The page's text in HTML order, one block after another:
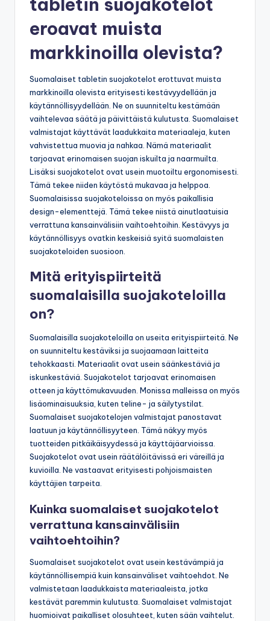
eroavat muista
markkinoilla olevista?
Suomalaiset tabletin suojakotelot erottuvat muista
markkinoilla olevista erityisesti kestävyydellään ja
käytännöllisyydellään. Ne on suunniteltu kestämään
vaihtelevaa säätä ja päivittäistä kulutusta. Suomalaiset
valmistajat käyttävät laadukkaita materiaaleja, kuten
vahvistettua muovia ja nahkaa. Nämä materiaalit
tarjoavat erinomaisen suojan iskuilta ja naarmuilta.
Lisäksi suojakotelot ovat usein muotoiltu ergonomisesti.
Tämä tekee niiden käytöstä mukavaa ja helppoa.
Suomalaisissa suojakoteloissa on myös paikallisia
design-elementtejä. Tämä tekee niistä ainutlaatuisia
verrattuna kansainvälisiin vaihtoehtoihin. Kestävyys ja
käytännöllisyys ovatkin keskeisiä syitä suomalaisten
suojakoteloiden suosioon.
Mitä erityispiirteitä
suomalaisilla suojakoteloilla
on?
Suomalaisilla suojakoteloilla on useita erityispiirteitä. Ne
on suunniteltu kestäviksi ja suojaamaan laitteita
tehokkaasti. Materiaalit ovat usein säänkestäviä ja
iskunkestäviä. Suojakotelot tarjoavat erinomaisen
otteen ja käyttömukavuuden. Monissa malleissa on myös
lisäominaisuuksia, kuten teline- ja säilytystilat.
Suomalaiset suojakotelojen valmistajat panostavat
laatuun ja käytännöllisyyteen. Tämä näkyy myös
tuotteiden pitkäikäisyydessä ja käyttäjäarvioissa.
Suojakotelot ovat usein räätälöitävissä eri väreillä ja
kuvioilla. Ne vastaavat erityisesti pohjoismaisten
käyttäjien tarpeita.
Kuinka suomalaiset suojakotelot
verrattuna kansainvälisiin
vaihtoehtoihin?
Suomalaiset suojakotelot ovat usein kestävämpiä ja
käytännöllisempiä kuin kansainväliset vaihtoehdot. Ne
valmistetaan laadukkaista materiaaleista, jotka
kestävät paremmin kulutusta. Suomalaiset valmistajat
huomioivat paikalliset olosuhteet, kuten sään vaihtelut.